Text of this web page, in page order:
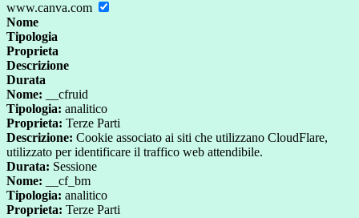
www.canva.com
Nome
Tipologia
Proprieta
Descrizione
Durata
Nome: __cfruid
Tipologia: analitico
Proprieta: Terze Parti
Descrizione: Cookie associato ai siti che utilizzano CloudFlare,
utilizzato per identificare il traffico web attendibile.
Durata: Sessione
Nome: __cf_bm
Tipologia: analitico
Proprieta: Terze Parti